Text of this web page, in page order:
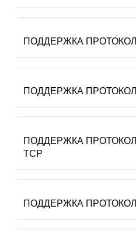
ПОДДЕРЖКА
ПОДДЕРЖКА
ПОДДЕРЖКА
TCP
ПОДДЕРЖКА